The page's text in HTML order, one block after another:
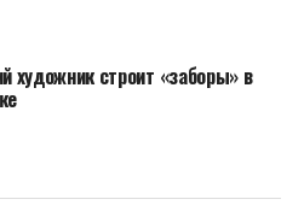
художник строит «заборы» в